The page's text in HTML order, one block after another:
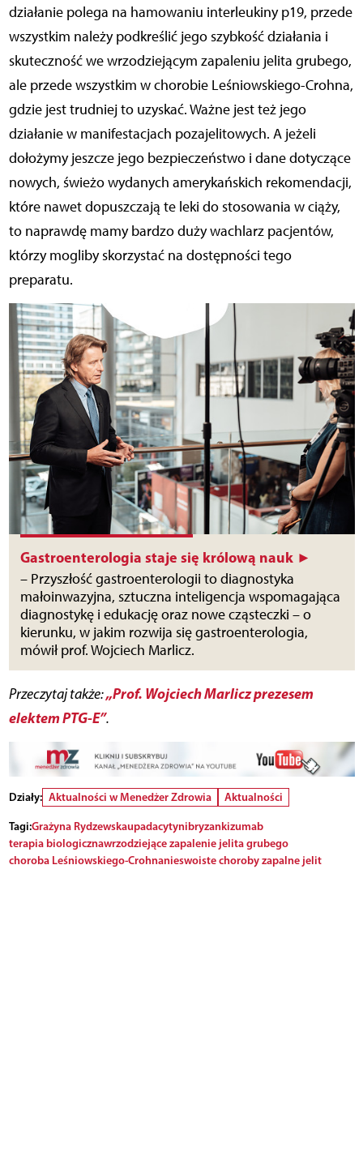
działanie polega na hamowaniu interleukiny p19, przede
wszystkim należy podkreślić jego szybkość działania i
skuteczność we wrzodziejącym zapaleniu jelita grubego,
ale przede wszystkim w chorobie Leśniowskiego-Crohna,
gdzie jest trudniej to uzyskać. Ważne jest też jego
działanie w manifestacjach pozajelitowych. A jeżeli
dołożymy jeszcze jego bezpieczeństwo i dane dotyczące
nowych, świeżo wydanych amerykańskich rekomendacji,
które nawet dopuszczają te leki do stosowania w ciąży,
to naprawdę mamy bardzo duży wachlarz pacjentów,
którzy mogliby skorzystać na dostępności tego
preparatu.
Gastroenterologia staje się królową nauk ►
– Przyszłość gastroenterologii to diagnostyka
małoinwazyjna, sztuczna inteligencja wspomagająca
diagnostykę i edukację oraz nowe cząsteczki – o
kierunku, w jakim rozwija się gastroenterologia,
mówił prof. Wojciech Marlicz.
Przeczytaj także:„Prof. Wojciech Marlicz prezesem
elektem PTG-E”.
Działy: Aktualności w Menedżer Zdrowia
Aktualności
Tagi:Grażyna Rydzewskaupadacytynibryzankizumab
terapia biologicznawrzodziejące zapalenie jelita grubego
choroba Leśniowskiego-Crohnanieswoiste choroby zapalne jelit